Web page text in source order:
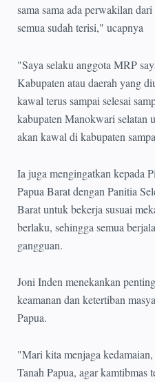
sama sama ada perwakilan
semua sudah terisi," ucapnya
"Saya selaku anggota MRP
Kabupaten atau daerah yang
kawal terus sampai selesai
kabupaten Manokwari selatan
akan kawal di kabupaten
Ia juga mengingatkan kepada
Papua Barat dengan Panitia
Barat untuk bekerja susuai
berlaku, sehingga semua
gangguan.
Joni Inden menekankan
keamanan dan ketertiban
Papua.
"Mari kita menjaga
Tanah Papua, agar kamtibmas